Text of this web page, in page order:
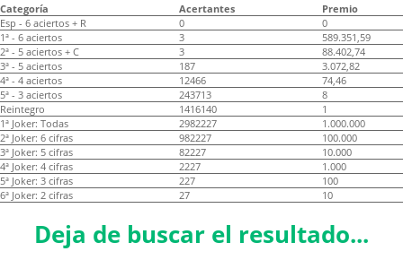
Categoría Acertantes
Premio
Esp - 6 aciertos + R
0
0
1ª - 6 aciertos
3
589.351,59
2ª - 5 aciertos + C
3
88.402,74
3ª - 5 aciertos
187
3.072,82
4ª - 4 aciertos
12466
74,46
5ª - 3 aciertos
243713
8
Reintegro
1416140
1
1ª Joker: Todas
2982227
1.000.000
2ª Joker: 6 cifras
982227
100.000
3ª Joker: 5 cifras
82227
10.000
4ª Joker: 4 cifras
2227
1.000
5ª Joker: 3 cifras
227
100
6ª Joker: 2 cifras
27 10
Deja de buscar el resultado...